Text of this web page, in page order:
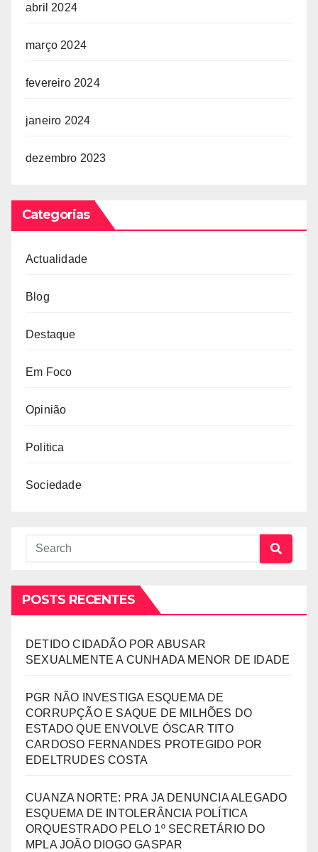
abril 2024
março 2024
fevereiro 2024
janeiro 2024
dezembro 2023
Categorias
Actualidade
Blog
Destaque
Em Foco
Opinião
Politica
Sociedade
POSTS RECENTES
DETIDO CIDADÃO POR ABUSAR
SEXUALMENTE A CUNHADA MENOR DE IDADE
PGR NÃO INVESTIGA ESQUEMA DE
CORRUPÇÃO E SAQUE DE MILHÕES DO
ESTADO QUE ENVOLVE ÓSCAR TITO
CARDOSO FERNANDES PROTEGIDO POR
EDELTRUDES COSTA
CUANZA NORTE: PRA JA DENUNCIA ALEGADO
ESQUEMA DE INTOLERÂNCIA POLÍTICA
ORQUESTRADO PELO 1º SECRETÁRIO DO
MPLA JOÃO DIOGO GASPAR